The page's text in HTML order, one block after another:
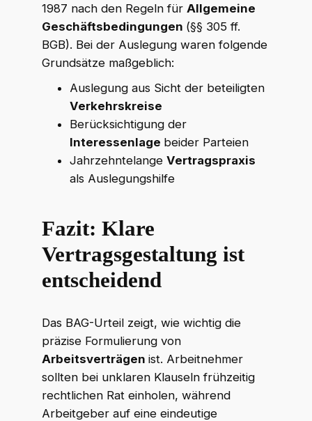
1987 nach den Regeln für Allgemeine
Geschäftsbedingungen (§§ 305 ff.
BGB). Bei der Auslegung waren folgende
Grundsätze maßgeblich:
Auslegung aus Sicht der beteiligten
Verkehrskreise
Berücksichtigung der
Interessenlage beider Parteien
Jahrzehntelange Vertragspraxis
als Auslegungshilfe
Fazit: Klare
Vertragsgestaltung ist
entscheidend
Das BAG-Urteil zeigt, wie wichtig die
präzise Formulierung von
Arbeitsverträgen ist. Arbeitnehmer
sollten bei unklaren Klauseln frühzeitig
rechtlichen Rat einholen, während
Arbeitgeber auf eine eindeutige